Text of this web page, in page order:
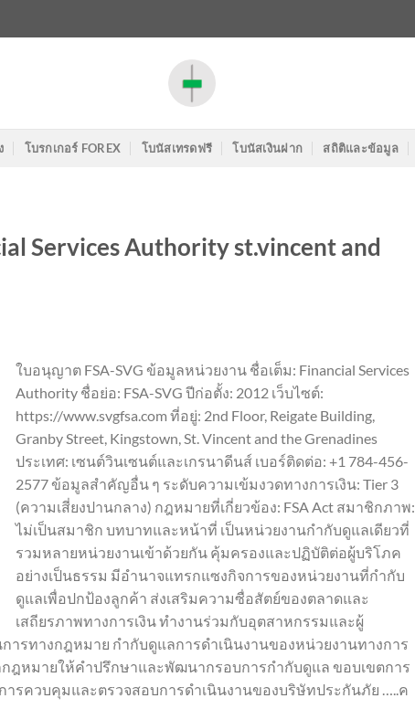
โบรกเกอร์ FOREX โบนัสเทรดฟรี โบนัสเงินฝาก สถิติและข้อมูล
Services Authority st.vincent and
ใบอนุญาต FSA-SVG ข้อมูลหน่วยงาน ชื่อเต็ม: Financial Services
Authority ชื่อย่อ: FSA-SVG ปีก่อตั้ง: 2012 เว็บไซต์:
https://www.svgfsa.com ที่อยู่: 2nd Floor, Reigate Building,
Granby Street, Kingstown, St. Vincent and the Grenadines
ประเทศ: เซนต์วินเซนต์และเกรนาดีนส์ เบอร์ติดต่อ: +1 784-456-
2577 ข้อมูลสำคัญอื่น ๆ ระดับความเข้มงวดทางการเงิน: Tier 3
(ความเสี่ยงปานกลาง) กฎหมายที่เกี่ยวข้อง: FSA Act สมาชิกภาพ:
ไม่เป็นสมาชิก บทบาทและหน้าที่ เป็นหน่วยงานกำกับดูแลเดียวที่
รวมหลายหน่วยงานเข้าด้วยกัน คุ้มครองและปฏิบัติต่อผู้บริโภค
อย่างเป็นธรรม มีอำนาจแทรกแซงกิจการของหน่วยงานที่กำกับ
ดูแลเพื่อปกป้องลูกค้า ส่งเสริมความซื่อสัตย์ของตลาดและ
เสถียรภาพทางการเงิน ทำงานร่วมกับอุตสาหกรรมและผู้
ารทางกฎหมาย กำกับดูแลการดำเนินงานของหน่วยงานทางการ
ฎหมายให้คำปรึกษาและพัฒนากรอบการกำกับดูแล ขอบเขตการ
ารควบคุมและตรวจสอบการดำเนินงานของบริษัทประกันภัย …..ค